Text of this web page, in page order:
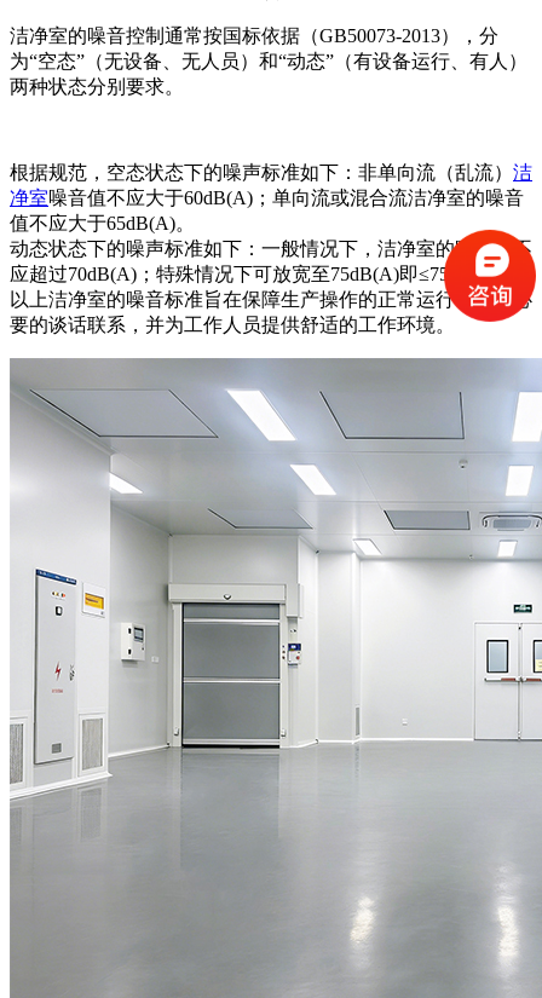
洁净室的噪音控制通常按国标依据（GB50073-2013），分
为“空态”（无设备、无人员）和“动态”（有设备运行、有人）
两种状态分别要求。
根据规范，空态状态下的噪声标准如下：非单向流（乱流） 洁
净室噪音值不应大于60dB(A)；单向流或混合流洁净室的噪音
值不应大于65dB(A)。
动态状态下的噪声标准如下：一般情况下，洁净室的噪音值不
应超过70dB(A)；特殊情况下可放宽至75dB(A)即≤75 dB(A)。
以上洁净室的噪音标准旨在保障生产操作的正常运行，满足必
要的谈话联系，并为工作人员提供舒适的工作环境。